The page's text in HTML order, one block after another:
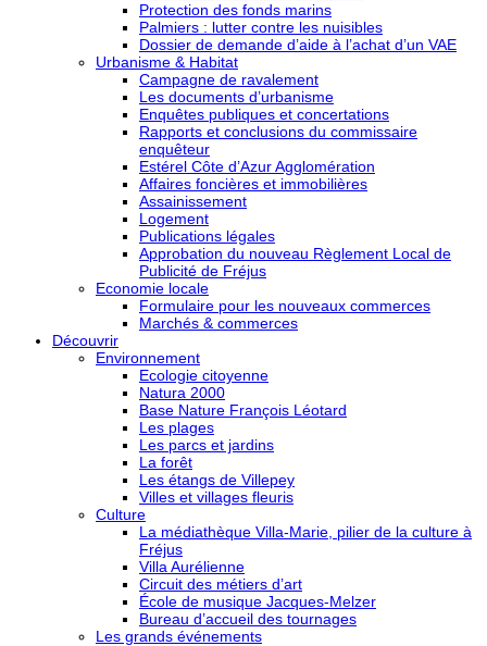
Protection des fonds marins
Palmiers : lutter contre les nuisibles
Dossier de demande d’aide à l’achat d’un VAE
Urbanisme & Habitat
Campagne de ravalement
Les documents d’urbanisme
Enquêtes publiques et concertations
Rapports et conclusions du commissaire
enquêteur
Estérel Côte d’Azur Agglomération
Affaires foncières et immobilières
Assainissement
Logement
Publications légales
Approbation du nouveau Règlement Local de
Publicité de Fréjus
Economie locale
Formulaire pour les nouveaux commerces
Marchés & commerces
Découvrir
Environnement
Ecologie citoyenne
Natura 2000
Base Nature François Léotard
Les plages
Les parcs et jardins
La forêt
Les étangs de Villepey
Villes et villages fleuris
Culture
La médiathèque Villa-Marie, pilier de la culture à
Fréjus
Villa Aurélienne
Circuit des métiers d’art
École de musique Jacques-Melzer
Bureau d’accueil des tournages
Les grands événements